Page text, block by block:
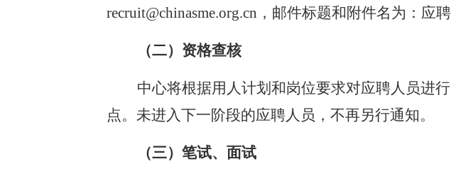
recruit@chinasme.org.cn，邮件标题和附件名为：应
（二）资格查核
中心将根据用人计划和岗位要求对应聘人员进
点。未进入下一阶段的应聘人员，不再另行通知。
（三）笔试、面试